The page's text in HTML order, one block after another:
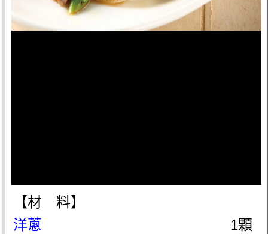
【材 料】
洋蔥
1顆